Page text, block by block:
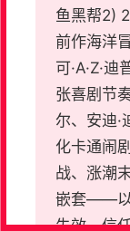
鱼黑帮2)
前作海洋
可·A·Z·
张喜剧节
尔、安迪·
化卡通闹
战、涨潮
嵌套——以
失效、信